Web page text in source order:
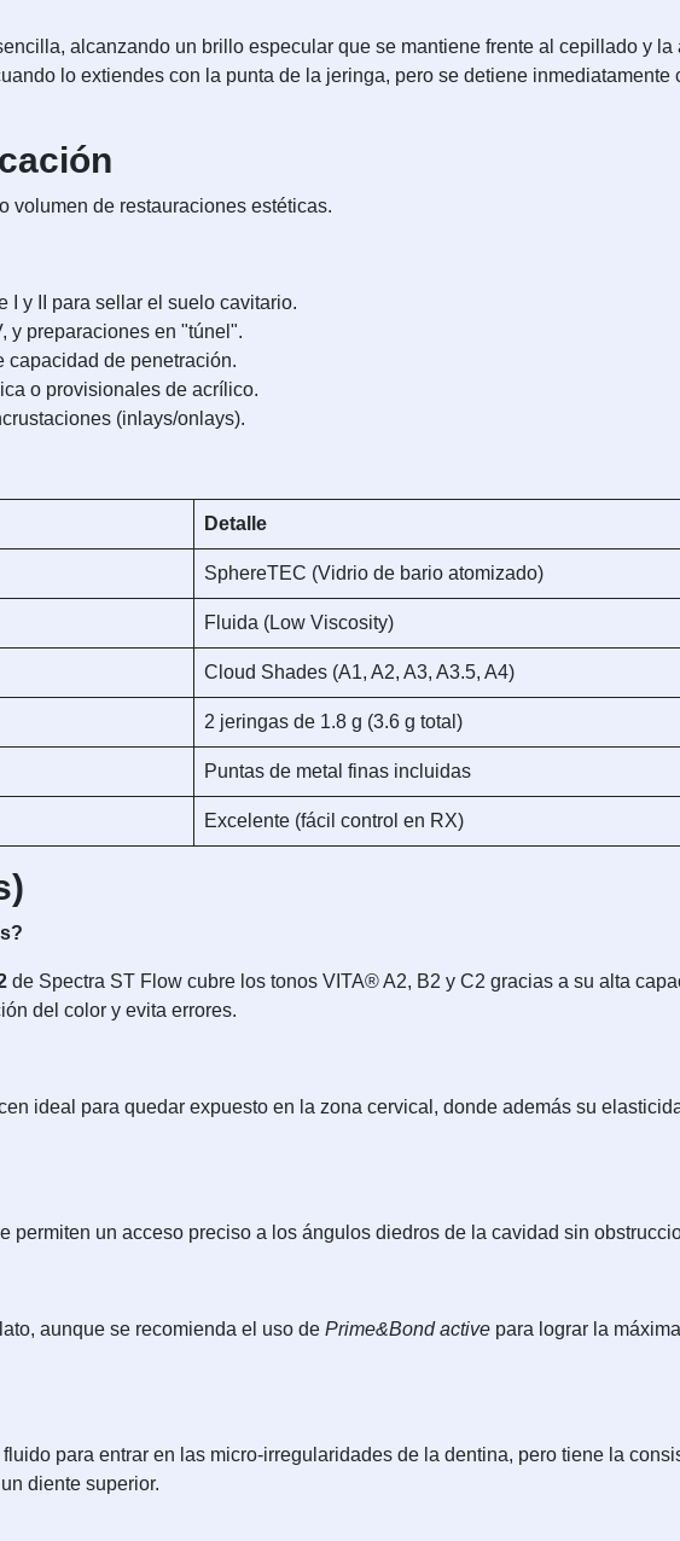
alcanzando un brillo especular que se mantiene frente al cepillado y la
lo extiendes con la punta de la jeringa, pero se detiene inmediatamente
volumen de restauraciones estéticas.
I y II para sellar el suelo cavitario.
y preparaciones en "túnel".
capacidad de penetración.
o provisionales de acrílico.
(inlays/onlays).
Detalle
SphereTEC (Vidrio de bario atomizado)
Fluida (Low Viscosity)
Cloud Shades (A1, A2, A3, A3.5, A4)
2 jeringas de 1.8 g (3.6 g total)
Puntas de metal finas incluidas
Excelente (fácil control en RX)
de Spectra ST Flow cubre los tonos VITA® A2, B2 y C2 gracias a su alta
del color y evita errores.
ideal para quedar expuesto en la zona cervical, donde además su
permiten un acceso preciso a los ángulos diedros de la cavidad sin
aunque se recomienda el uso de Prime&Bond active para lograr la
para entrar en las micro-irregularidades de la dentina, pero tiene la
diente superior.